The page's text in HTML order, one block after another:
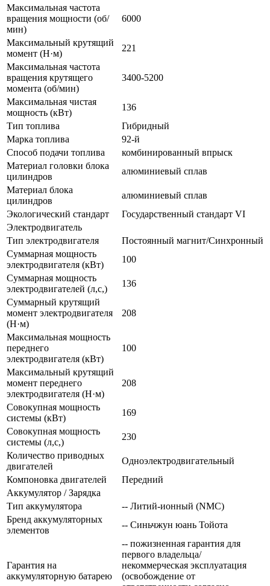
Максимальная частота
вращения мощности (об/
мин)
6000
Максимальный крутящий
момент (Н·м)
221
Максимальная частота
вращения крутящего
момента (об/мин)
3400-5200
Максимальная чистая
мощность (кВт)
136
Тип топлива
Гибридный
Марка топлива
92-й
Способ подачи топлива
комбинированный впрыск
Материал головки блока
цилиндров
алюминиевый сплав
Материал блока
цилиндров
алюминиевый сплав
Экологический стандарт
Государственный стандарт VI
Электродвигатель
Тип электродвигателя
Постоянный магнит/Синхронный
Суммарная мощность
электродвигателя (кВт)
100
Суммарная мощность
электродвигателей (л,с,)
136
Суммарный крутящий
момент электродвигателя
(Н·м)
208
Максимальная мощность
переднего
электродвигателя (кВт)
100
Максимальный крутящий
момент переднего
электродвигателя (Н·м)
208
Совокупная мощность
системы (кВт)
169
Совокупная мощность
системы (л,с,)
230
Количество приводных
двигателей
Одноэлектродвигательный
Компоновка двигателей
Передний
Аккумулятор / Зарядка
Тип аккумулятора
-- Литий-ионный (NMC)
Бренд аккумуляторных
элементов
-- Синьчжун юань Тойота
Гарантия на
аккумуляторную батарею
-- пожизненная гарантия для
первого владельца/
некоммерческая эксплуатация
(освобождение от